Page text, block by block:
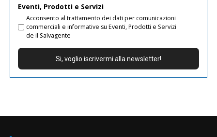
Eventi, Prodotti e Servizi
Acconsento al trattamento dei dati per comunicazioni
commerciali e informative su Eventi, Prodotti e Servizi
de il Salvagente